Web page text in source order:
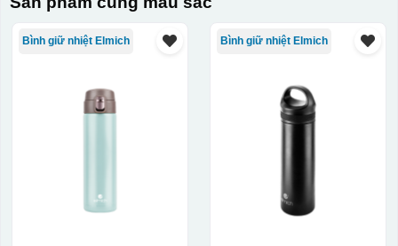
Bình giữ nhiệt Elmich Bình giữ nhiệt Elmich